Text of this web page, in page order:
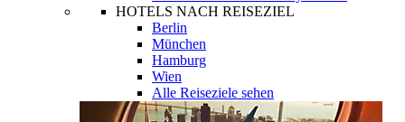
HOTELS NACH REISEZIEL
Berlin
München
Hamburg
Wien
Alle Reiseziele sehen